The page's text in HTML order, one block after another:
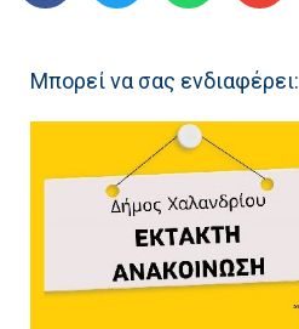
Μπορεί να σας ενδιαφέρει: